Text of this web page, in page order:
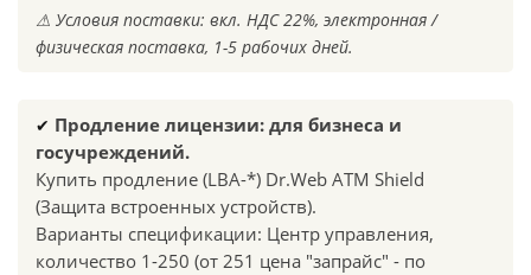
⚠ Условия поставки: вкл. НДС 22%, электронная /
физическая поставка, 1-5 рабочих дней.
✔ Продление лицензии: для бизнеса и
госучреждений.
Купить продление (LBA-*) Dr.Web ATM Shield
(Защита встроенных устройств).
Варианты спецификации: Центр управления,
количество 1-250 (от 251 цена "запрайс" - по